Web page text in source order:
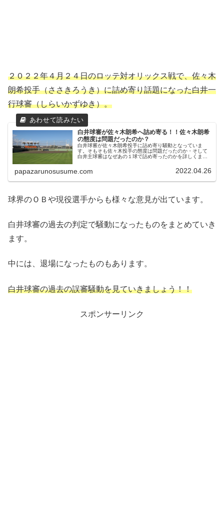
２０２２年４月２４日のロッテ対オリックス戦で、佐々木
朗希投手（ささきろうき）に詰め寄り話題になった白井一
行球審（しらいかずゆき）。
白井球審が佐々木朗希へ詰め寄る！！佐々木朗希
の態度は問題だったのか？
白井球審が佐々木朗希投手に詰め寄り騒動となっていま
す。そもそも佐々木投手の態度は問題だったのか・そして
白井主球審はなぜあの１球で詰め寄ったのかを詳しくまと
papazarunosusume.com 2022.04.26
球界のＯＢや現役選手からも様々な意見が出ています。
白井球審の過去の判定で騒動になったものをまとめていき
ます。
中には、退場になったものもあります。
白井球審の過去の誤審騒動を見ていきましょう！！
スポンサーリンク